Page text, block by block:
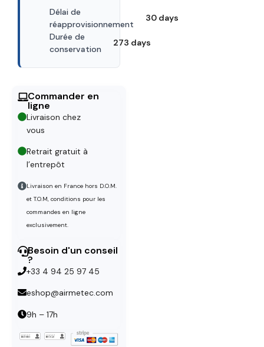
Délai de
réapprovisionnement
30 days
Durée de
conservation
273 days
Commander en
ligne
Livraison chez
vous
Retrait gratuit à
l’entrepôt
Livraison en France hors D.O.M.
et T.O.M, conditions pour les
commandes en ligne
exclusivement.
Besoin d'un conseil
?
+33 4 94 25 97 45
eshop@airmetec.com
9h – 17h